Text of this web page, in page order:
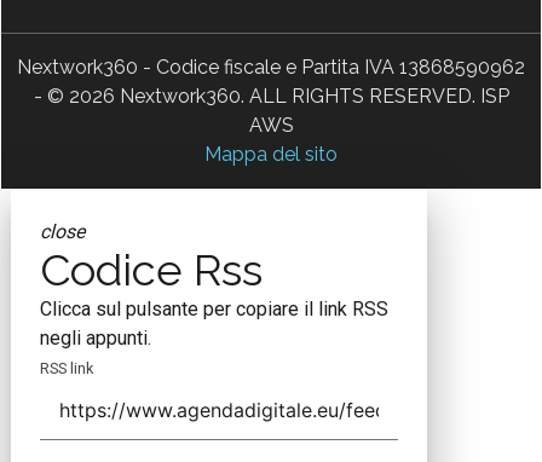
Nextwork360 - Codice fiscale e Partita IVA 13868590962
- © 2026 Nextwork360. ALL RIGHTS RESERVED. ISP
AWS
Mappa del sito
close
Codice Rss
Clicca sul pulsante per copiare il link RSS
negli appunti.
RSS link